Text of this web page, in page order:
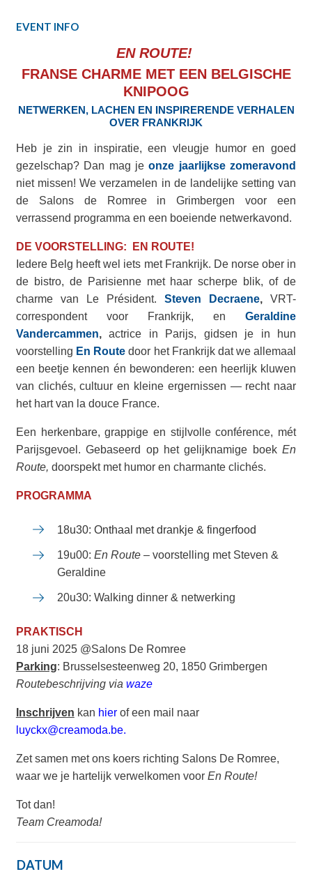
EVENT INFO
EN ROUTE!
FRANSE CHARME MET EEN BELGISCHE
KNIPOOG
NETWERKEN, LACHEN EN INSPIRERENDE VERHALEN
OVER FRANKRIJK
Heb je zin in inspiratie, een vleugje humor en goed
gezelschap? Dan mag jeonze jaarlijkse zomeravond
niet missen! We verzamelen in de landelijke setting van
de Salons de Romree in Grimbergen voor een
verrassend programma en een boeiende netwerkavond.
DE VOORSTELLING: EN ROUTE!
Iedere Belg heeft wel iets met Frankrijk. De norse ober in
de bistro, de Parisienne met haar scherpe blik, of de
charme van Le Président.Steven Decraene,VRT-
correspondent voor Frankrijk, enGeraldine
Vandercammen,actrice in Parijs, gidsen je in hun
voorstelling En Routedoor het Frankrijk dat we allemaal
een beetje kennen én bewonderen: een heerlijk kluwen
van clichés, cultuur en kleine ergernissen — recht naar
het hart van la douce France.
Een herkenbare, grappige en stijlvolle conférence, mét
Parijsgevoel. Gebaseerd op het gelijknamige boekEn
Route, doorspekt met humor en charmante clichés.
PROGRAMMA
18u30: Onthaal met drankje & fingerfood
19u00: En Route– voorstelling met Steven &
Geraldine
20u30: Walking dinner & netwerking
PRAKTISCH
18 juni 2025 @Salons De Romree
Parking: Brusselsesteenweg 20, 1850 Grimbergen
Routebeschrijving via waze
Inschrijven kan hierof een mail naar
luyckx@creamoda.be.
Zet samen met ons koers richting Salons De Romree,
waar we je hartelijk verwelkomen voor En Route!
Tot dan!
Team Creamoda!
DATUM